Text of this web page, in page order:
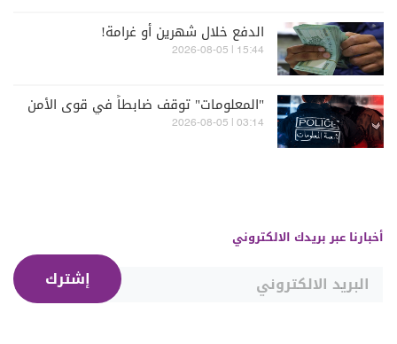
الدفع خلال شهرين أو غرامة!
15:44 | 2026-08-05
"المعلومات" توقف ضابطاً في قوى الأمن
03:14 | 2026-08-05
أخبارنا عبر بريدك الالكتروني
إشترك